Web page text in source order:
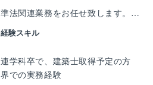
理物件と併せて複数現場を管理し、幅
して課員を統率いただきます。また、
ンストラクターとなり社内でも影響力
追求し続ける同社。木造3階建ての新
ビッグフレーム工法』など、これまで
駆けて新たな技術を世に出してきまし
法の開発に取り組む同社でなら、きっ
スキルアップも図れるはず。
法関連業務をお任せ致します。
の審査業務（意匠担当）をお任せいた
適合判定資格者を取得後は検査業務に
可能性があります。
から大規模建築物、木造からSRC造ま
験スキル
学科卒で、建築士取得予定の方
での実務経験